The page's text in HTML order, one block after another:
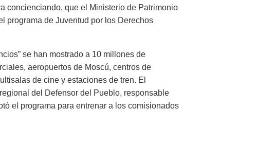
concienciando, que el Ministerio de Patrimonio
programa de Juventud por los Derechos
se han mostrado a 10 millones de
aeropuertos de Moscú, centros de
de cine y estaciones de tren. El
del Defensor del Pueblo, responsable
el programa para entrenar a los comisionados